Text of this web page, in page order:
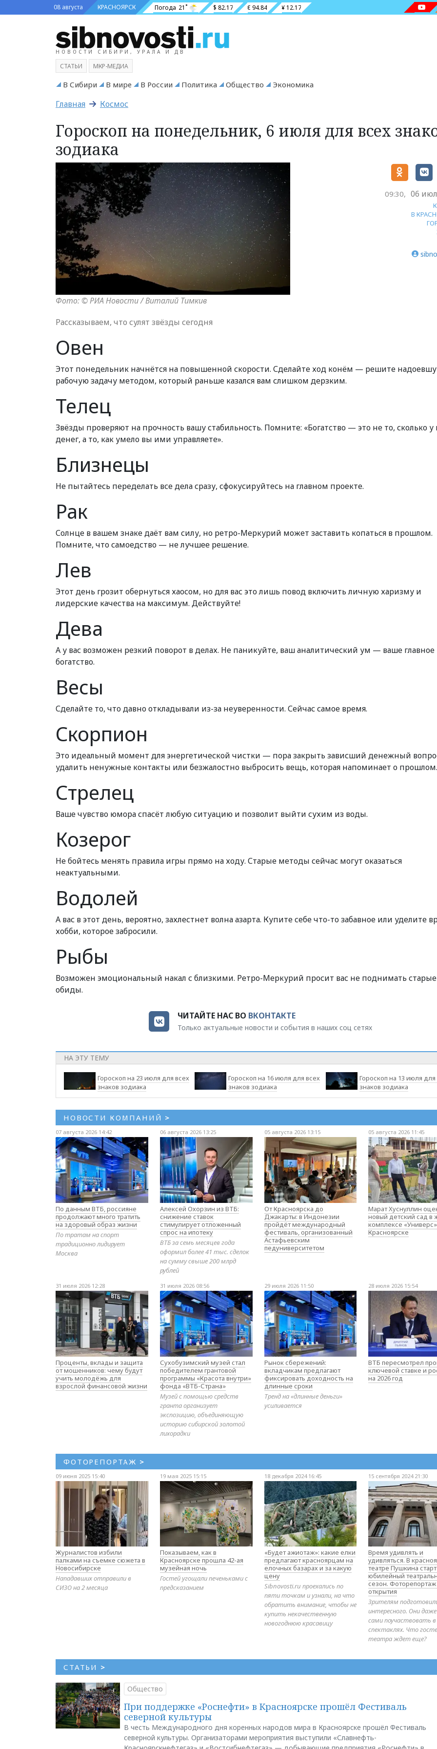
08 августа КРАСНОЯРСК Погода 21˚ $ 82.17 € 94.84 ¥ 12.17
НОВОСТИ СИБИРИ, УРАЛА И ДВ
СТАТЬИ МКР-МЕДИА
В Сибири В мире В России Политика Общество Экономика
Главная Космос
Гороскоп на понедельник, 6 июля для всех
зодиака
Фото: © РИА Новости / Виталий Тимкив
09:30, 06
В
Рассказываем, что сулят звёзды сегодня
Овен
Этот понедельник начнётся на повышенной скорости. Сделайте ход конём — решите
рабочую задачу методом, который раньше казался вам слишком дерзким.
Телец
Звёзды проверяют на прочность вашу стабильность. Помните: «Богатство — это не то, сколько у
денег, а то, как умело вы ими управляете».
Близнецы
Не пытайтесь переделать все дела сразу, сфокусируйтесь на главном проекте.
Рак
Солнце в вашем знаке даёт вам силу, но ретро-Меркурий может заставить копаться в прошлом.
Помните, что самоедство — не лучшее решение.
Лев
Этот день грозит обернуться хаосом, но для вас это лишь повод включить личную харизму и
лидерские качества на максимум. Действуйте!
Дева
А у вас возможен резкий поворот в делах. Не паникуйте, ваш аналитический ум — ваше главное
богатство.
Весы
Сделайте то, что давно откладывали из-за неуверенности. Сейчас самое время.
Скорпион
Это идеальный момент для энергетической чистки — пора закрыть зависший денежный
удалить ненужные контакты или безжалостно выбросить вещь, которая напоминает о прошлом.
Стрелец
Ваше чувство юмора спасёт любую ситуацию и позволит выйти сухим из воды.
Козерог
Не бойтесь менять правила игры прямо на ходу. Старые методы сейчас могут оказаться
неактуальными.
Водолей
А вас в этот день, вероятно, захлестнет волна азарта. Купите себе что-то забавное или уделите
хобби, которое забросили.
Рыбы
Возможен эмоциональный накал с близкими. Ретро-Меркурий просит вас не поднимать старые
обиды.
ЧИТАЙТЕ НАС ВО ВКОНТАКТЕ
Только актуальные новости и события в наших соц сетях
НА ЭТУ ТЕМУ
Гороскоп на 23 июля для всех
знаков зодиака
Гороскоп на 16 июля для всех
знаков зодиака
Гороскоп на 13 июля для
знаков зодиака
НОВОСТИ КОМПАНИЙ >
07 августа 2026 14:42
По данным ВТБ, россияне
продолжают много тратить
на здоровый образ жизни
По тратам на спорт
традиционно лидирует
Москва
06 августа 2026 13:25
Алексей Охорзин из ВТБ:
снижение ставок
стимулирует отложенный
спрос на ипотеку
ВТБ за семь месяцев года
оформил более 41 тыс. сделок
на сумму свыше 200 млрд
рублей
05 августа 2026 13:15
От Красноярска до
Джакарты: в Индонезии
пройдёт международный
фестиваль, организованный
Астафьевским
педуниверситетом
05 августа 2026 11:45
Марат Хуснуллин
новый детский сад в
комплексе
Красноярске
31 июля 2026 12:28
Проценты, вклады и защита
от мошенников: чему будут
учить молодёжь для
взрослой финансовой жизни
31 июля 2026 08:56
Сухобузимский музей стал
победителем грантовой
программы «Красота внутри»
фонда «ВТБ-Страна»
Музей с помощью средств
гранта организует
экспозицию, объединяющую
историю сибирской золотой
лихорадки
29 июля 2026 11:50
Рынок сбережений:
вкладчикам предлагают
фиксировать доходность на
длинные сроки
Тренд на «длинные деньги»
усиливается
28 июля 2026 15:54
ВТБ пересмотрел
ключевой ставке и
на 2026 год
ФОТОРЕПОРТАЖ >
09 июня 2025 15:40
Журналистов избили
палками на съемке сюжета в
Новосибирске
Нападавших отправили в
СИЗО на 2 месяца
19 мая 2025 15:15
Показываем, как в
Красноярске прошла 42-ая
музейная ночь
Гостей угощали печеньками с
предсказанием
18 декабря 2024 16:45
«Будет ажиотаж»: какие елки
предлагают красноярцам на
елочных базарах и за какую
цену
Sibnovosti.ru проехались по
пяти точкам и узнали, на что
обратить внимание, чтобы не
купить некачественную
новогоднюю красавицу
15 сентября 2024 21:30
Время удивлять и
удивляться. В
театре Пушкина
юбилейный
сезон. Фоторепортаж
открытия
Зрителям
интересного. Они
сами поучаствовать в
спектаклях. Что
театра ждет еще?
СТАТЬИ >
Общество
При поддержке «Роснефти» в Красноярске прошёл Фестиваль
северной культуры
В честь Международного дня коренных народов мира в Красноярске прошёл Фестиваль
северной культуры. Организаторами мероприятия выступили «Славнефть-